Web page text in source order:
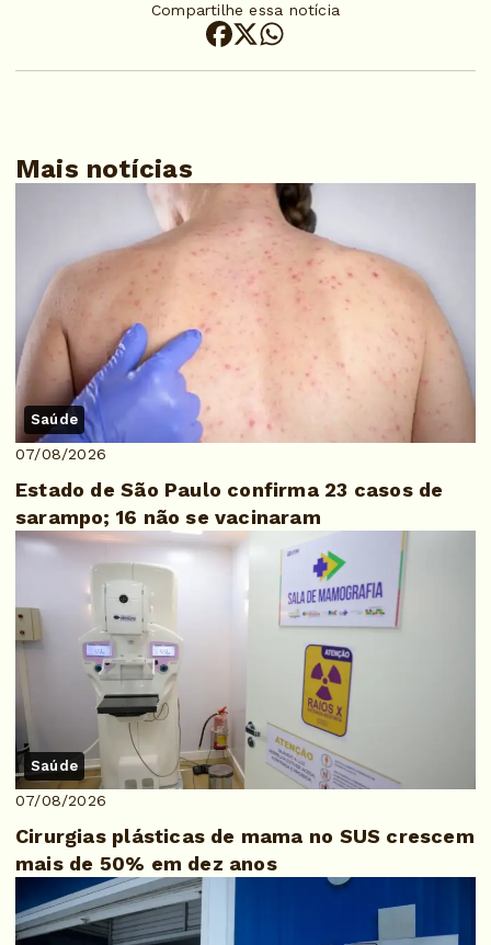
Compartilhe essa notícia
Mais notícias
Saúde
07/08/2026
Estado de São Paulo confirma 23 casos de
sarampo; 16 não se vacinaram
Saúde
07/08/2026
Cirurgias plásticas de mama no SUS crescem
mais de 50% em dez anos